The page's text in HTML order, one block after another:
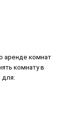
аренде комнат
комнату в
для: